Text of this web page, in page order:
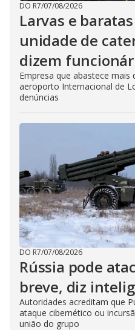
DO R7/07/08/2026
Larvas e
unidade de
dizem
Empresa que abastece
aeroporto Internacional de
denúncias
DO R7/07/08/2026
Rússia pode
breve, diz
Autoridades acreditam que
ataque cibernético ou
união do grupo